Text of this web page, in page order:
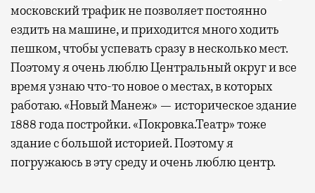
московский трафик не позволяет постоянно
ездить на машине, и приходится много ходить
пешком, чтобы успевать сразу в несколько мест.
Поэтому я очень люблю Центральный округ и все
время узнаю что-то новое о местах, в которых
работаю. «Новый Манеж» — историческое здание
1888 года постройки. «Покровка.Театр» тоже
здание с большой историей. Поэтому я
погружаюсь в эту среду и очень люблю центр.